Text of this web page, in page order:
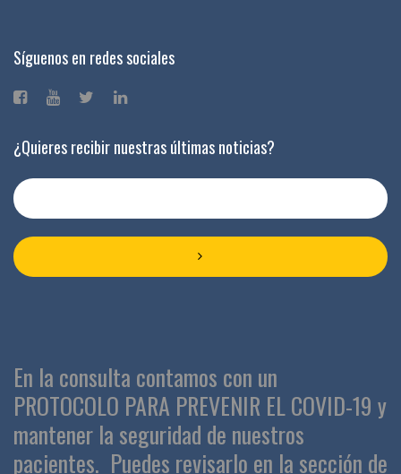
Síguenos en redes sociales
¿Quieres recibir nuestras últimas noticias?
En la consulta contamos con un
PROTOCOLO PARA PREVENIR EL COVID-19 y
mantener la seguridad de nuestros
pacientes. Puedes revisarlo en la sección de